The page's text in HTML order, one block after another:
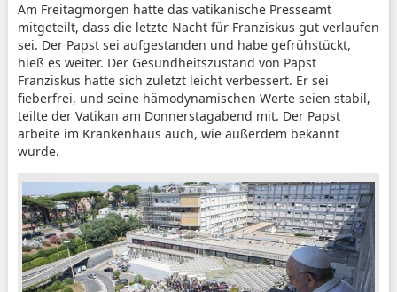
Am Freitagmorgen hatte das vatikanische Presseamt
mitgeteilt, dass die letzte Nacht für Franziskus gut verlaufen
sei. Der Papst sei aufgestanden und habe gefrühstückt,
hieß es weiter. Der Gesundheitszustand von Papst
Franziskus hatte sich zuletzt leicht verbessert. Er sei
fieberfrei, und seine hämodynamischen Werte seien stabil,
teilte der Vatikan am Donnerstagabend mit. Der Papst
arbeite im Krankenhaus auch, wie außerdem bekannt
wurde.